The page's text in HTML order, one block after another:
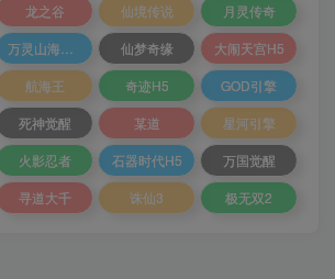
龙之谷
仙境传说
月灵传奇
仙梦奇缘
大闹天宫H5
航海王
奇迹H5
GOD引擎
死神觉醒
某道
星河引擎
火影忍者
石器时代H5
万国觉醒
寻道大千
诛仙3 极无双2